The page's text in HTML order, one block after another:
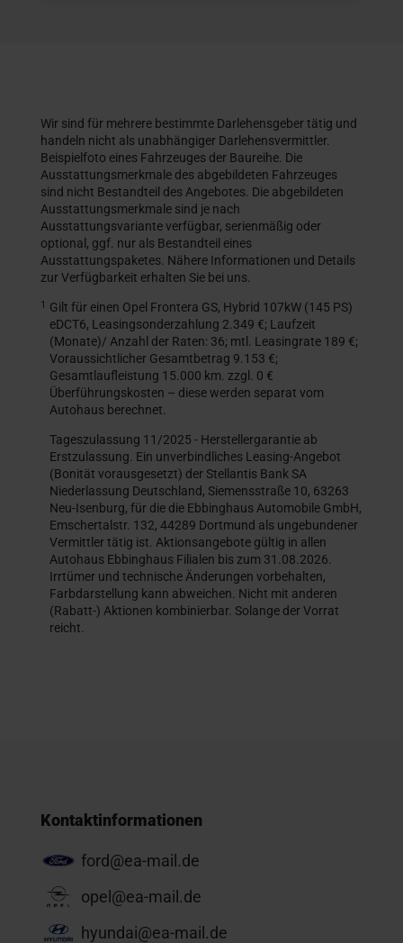
Wir sind für mehrere bestimmte Darlehensgeber tätig und
handeln nicht als unabhängiger Darlehensvermittler.
Beispielfoto eines Fahrzeuges der Baureihe. Die
Ausstattungsmerkmale des abgebildeten Fahrzeuges
sind nicht Bestandteil des Angebotes. Die abgebildeten
Ausstattungsmerkmale sind je nach
Ausstattungsvariante verfügbar, serienmäßig oder
optional, ggf. nur als Bestandteil eines
Ausstattungspaketes. Nähere Informationen und Details
zur Verfügbarkeit erhalten Sie bei uns.
1 Gilt für einen Opel Frontera GS, Hybrid 107kW (145 PS)
eDCT6, Leasingsonderzahlung 2.349 €; Laufzeit
(Monate)/ Anzahl der Raten: 36; mtl. Leasingrate 189 €;
Voraussichtlicher Gesamtbetrag 9.153 €;
Gesamtlaufleistung 15.000 km. zzgl. 0 €
Überführungskosten – diese werden separat vom
Autohaus berechnet.
Tageszulassung 11/2025 - Herstellergarantie ab
Erstzulassung. Ein unverbindliches Leasing-Angebot
(Bonität vorausgesetzt) der Stellantis Bank SA
Niederlassung Deutschland, Siemensstraße 10, 63263
Neu-Isenburg, für die die Ebbinghaus Automobile GmbH,
Emschertalstr. 132, 44289 Dortmund als ungebundener
Vermittler tätig ist. Aktionsangebote gültig in allen
Autohaus Ebbinghaus Filialen bis zum 31.08.2026.
Irrtümer und technische Änderungen vorbehalten,
Farbdarstellung kann abweichen. Nicht mit anderen
(Rabatt-) Aktionen kombinierbar. Solange der Vorrat
reicht.
Kontaktinformationen
ford@ea-mail.de
opel@ea-mail.de
hyundai@ea-mail.de